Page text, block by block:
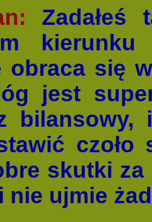
Zadałeś
kierunku
obraca się
jest
skutki za
nie ujmie